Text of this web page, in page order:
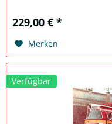
229,00 € *
Merken
Verfügbar